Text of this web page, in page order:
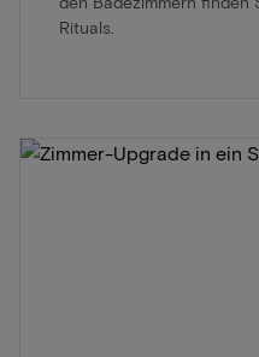
Rituals.